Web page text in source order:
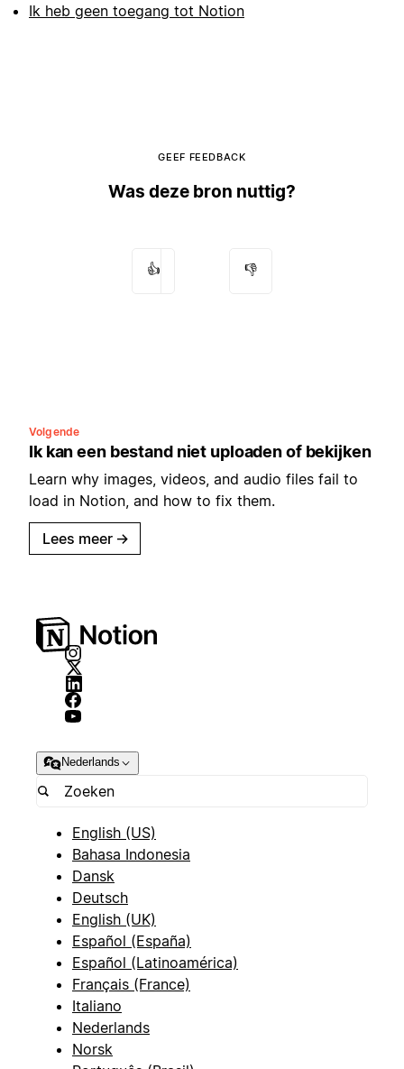
Ik heb geen toegang tot Notion
GEEF FEEDBACK
Was deze bron nuttig?
👍 👎
Volgende
Ik kan een bestand niet uploaden of bekijken
Learn why images, videos, and audio files fail to
load in Notion, and how to fix them.
Lees meer →
Nederlands
English (US)
Bahasa Indonesia
Dansk
Deutsch
English (UK)
Español (España)
Español (Latinoamérica)
Français (France)
Italiano
Nederlands
Norsk